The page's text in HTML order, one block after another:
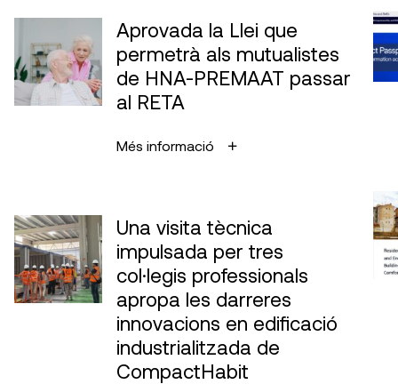
Aprovada la Llei que
permetrà als mutualistes
de HNA-PREMAAT passar
al RETA
Més informació
Una visita tècnica
impulsada per tres
col·legis professionals
apropa les darreres
innovacions en edificació
industrialitzada de
CompactHabit